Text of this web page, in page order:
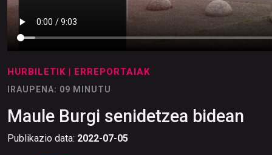
HURBILETIK | ERREPORTAIAK
IRAUPENA: 09 MINUTU
Maule Burgi senidetzea bidean
Publikazio data: 2022-07-05